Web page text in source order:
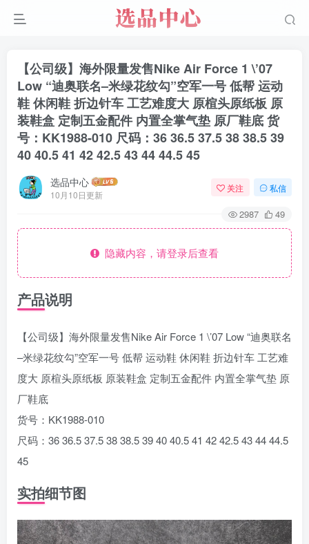
【公司级】海外限量发售Nike Air Force 1 \’07
Low “迪奥联名–米绿花纹勾”空军一号 低帮 运动
鞋 休闲鞋 折边针车 工艺难度大 原楦头原纸板 原
装鞋盒 定制五金配件 内置全掌气垫 原厂鞋底 货
号：KK1988-010 尺码：36 36.5 37.5 38 38.5 39
40 40.5 41 42 42.5 43 44 44.5 45
选品中心
10月10日更新
关注 私信
2987 49
隐藏内容，请登录后查看
产品说明
【公司级】海外限量发售Nike Air Force 1 \’07 Low “迪奥联名
–米绿花纹勾”空军一号 低帮 运动鞋 休闲鞋 折边针车 工艺难
度大 原楦头原纸板 原装鞋盒 定制五金配件 内置全掌气垫 原
厂鞋底
货号：KK1988-010
尺码：36 36.5 37.5 38 38.5 39 40 40.5 41 42 42.5 43 44 44.5
45
实拍细节图